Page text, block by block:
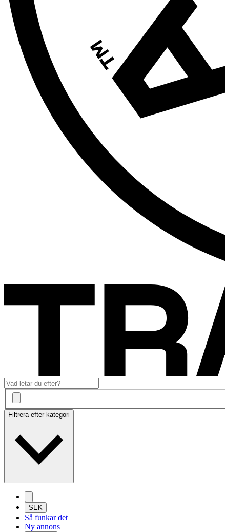
Filtrera efter kategori
SEK
Så funkar det
Ny annons